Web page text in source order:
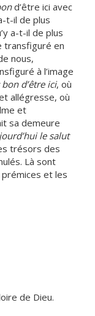
d’être ici avec
t-il de plus
a-t-il de plus
transfiguré en
nous,
à l’image
d’être ici, où
allégresse, où
et
sa demeure
le salut
trésors des
Là sont
et les
de Dieu.